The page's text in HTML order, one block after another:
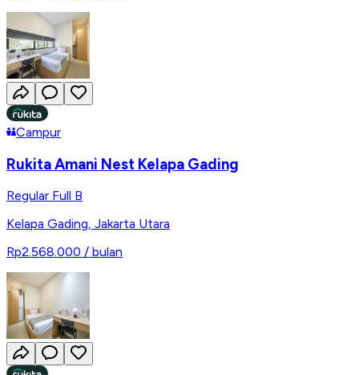
Campur
Rukita Amani Nest Kelapa Gading
Regular Full B
Kelapa Gading, Jakarta Utara
Rp2.568.000 / bulan